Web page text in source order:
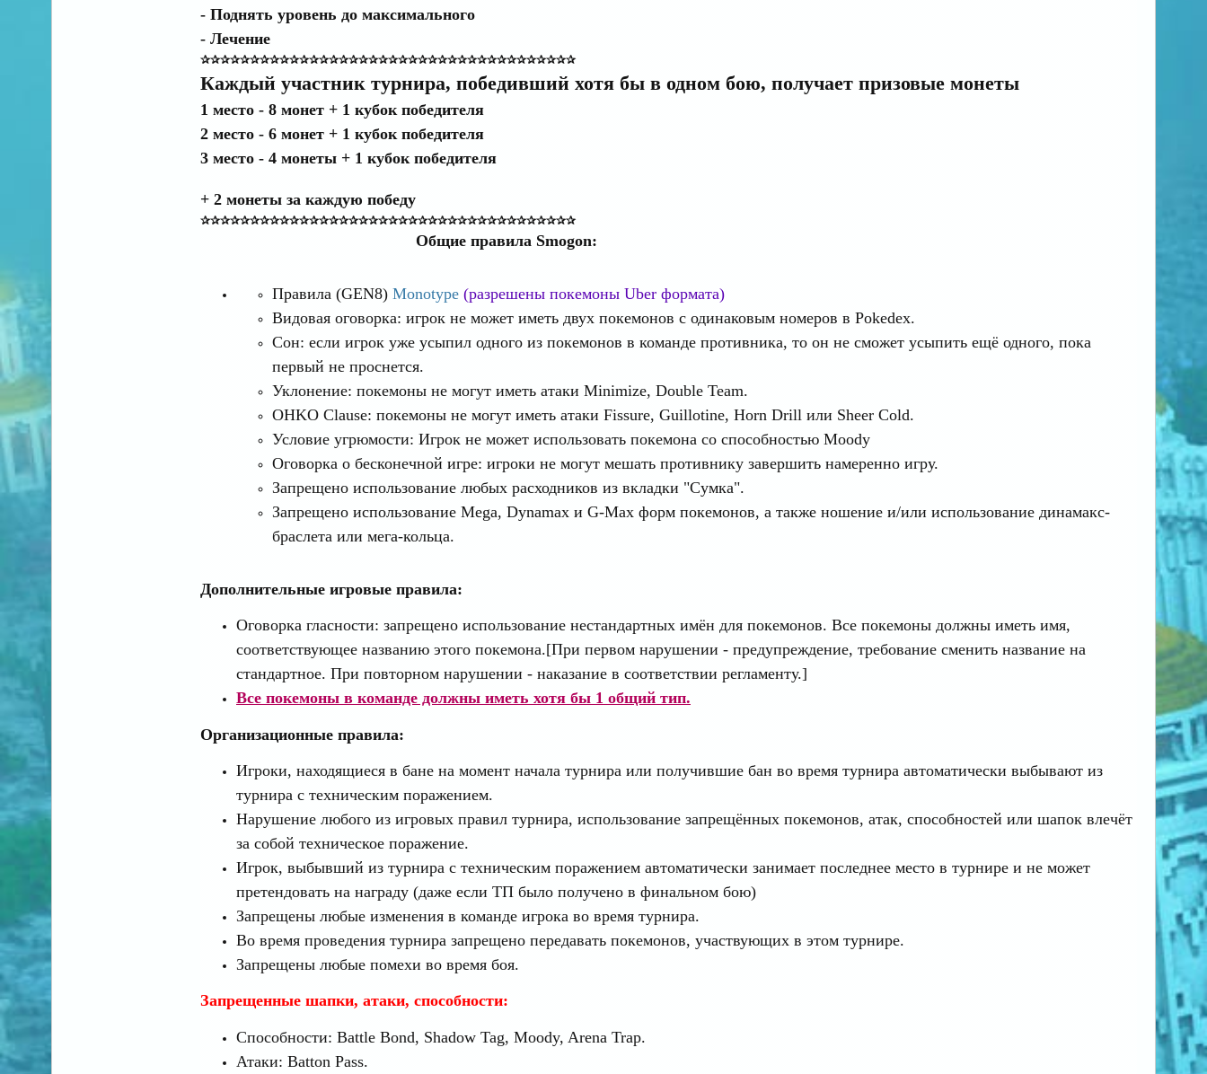
- Поднять уровень до максимального
- Лечение
✰✰✰✰✰✰✰✰✰✰✰✰✰✰✰✰✰✰✰✰✰✰✰✰✰✰✰✰✰✰✰✰✰✰✰✰✰✰
Каждый участник турнира, победивший хотя бы в одном бою, получает призовые монеты
1 место - 8 монет + 1 кубок победителя
2 место - 6 монет + 1 кубок победителя
3 место - 4 монеты + 1 кубок победителя
+ 2 монеты за каждую победу
✰✰✰✰✰✰✰✰✰✰✰✰✰✰✰✰✰✰✰✰✰✰✰✰✰✰✰✰✰✰✰✰✰✰✰✰✰✰
Общие правила Smogon:
Правила (GEN8) Monotype (разрешены покемоны Uber формата)
Видовая оговорка: игрок не может иметь двух покемонов с одинаковым номеров в Pokedex.
Сон: если игрок уже усыпил одного из покемонов в команде противника, то он не сможет усыпить ещё одного, пока
первый не проснется.
Уклонение: покемоны не могут иметь атаки Minimize, Double Team.
OHKO Clause: покемоны не могут иметь атаки Fissure, Guillotine, Horn Drill или Sheer Cold.
Условие угрюмости: Игрок не может использовать покемона со способностью Moody
Оговорка о бесконечной игре: игроки не могут мешать противнику завершить намеренно игру.
Запрещено использование любых расходников из вкладки "Сумка".
Запрещено использование Mega, Dynamax и G-Max форм покемонов, а также ношение и/или использование динамакс-
браслета или мега-кольца.
Дополнительные игровые правила:
Оговорка гласности: запрещено использование нестандартных имён для покемонов. Все покемоны должны иметь имя,
соответствующее названию этого покемона.[При первом нарушении - предупреждение, требование сменить название на
стандартное. При повторном нарушении - наказание в соответствии регламенту.]
Все покемоны в команде должны иметь хотя бы 1 общий тип.
Организационные правила:
Игроки, находящиеся в бане на момент начала турнира или получившие бан во время турнира автоматически выбывают из
турнира с техническим поражением.
Нарушение любого из игровых правил турнира, использование запрещённых покемонов, атак, способностей или шапок влечёт
за собой техническое поражение.
Игрок, выбывший из турнира с техническим поражением автоматически занимает последнее место в турнире и не может
претендовать на награду (даже если ТП было получено в финальном бою)
Запрещены любые изменения в команде игрока во время турнира.
Во время проведения турнира запрещено передавать покемонов, участвующих в этом турнире.
Запрещены любые помехи во время боя.
Запрещенные шапки, атаки, способности:
Способности: Battle Bond, Shadow Tag, Moody, Arena Trap.
Атаки: Batton Pass.